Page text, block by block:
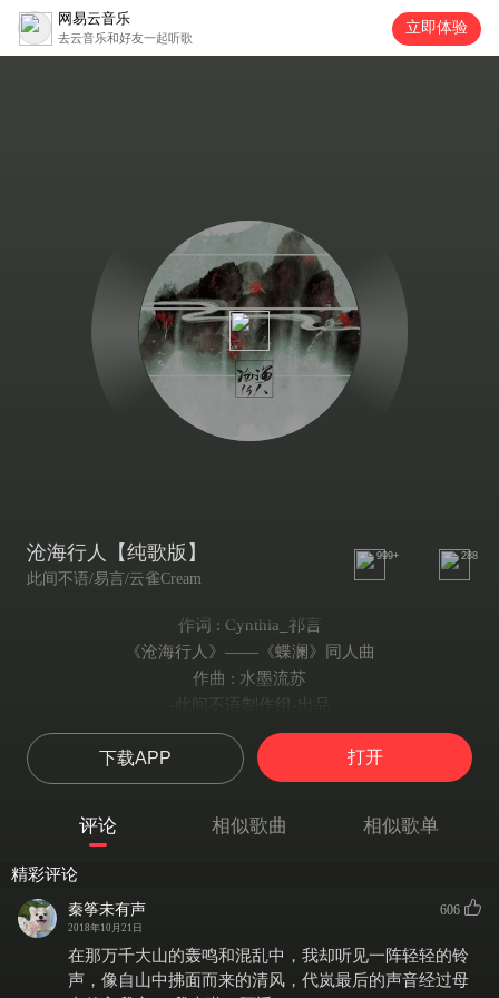
网易云音乐
去云音乐和好友一起听歌
立即体验
沧海行人【纯歌版】
此间不语/易言/云雀Cream
999+ 288
作词 : Cynthia_祁言
《沧海行人》——《蝶澜》同人曲
作曲 : 水墨流苏
-此间不语制作组-出品
原著：伊吹五月
歌曲策划：叶然
作词：祁言
编曲：水墨流苏
PV：弘小师傅
易言：远山闻有孤鸿 落于峰
下载APP 打开
评论 相似歌曲 相似歌单
精彩评论
秦筝未有声
2018年10月21日
606
在那万千大山的轰鸣和混乱中，我却听见一阵轻轻的铃
声，像自山中拂面而来的清风，代岚最后的声音经过母